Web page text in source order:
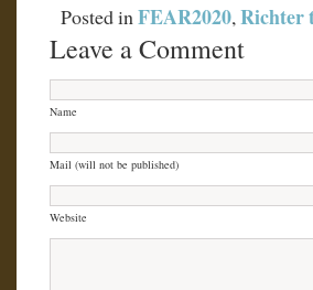
Posted in FEAR2020, Richter
Leave a Comment
Name
Mail (will not be published)
Website